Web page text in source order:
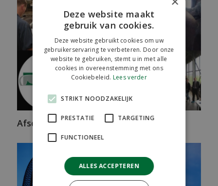
Afscheid dierenarts Caroline Huetink
Deze website maakt
gebruik van cookies.
Deze website gebruikt cookies om uw
gebruikerservaring te verbeteren. Door onze
website te gebruiken, stemt u in met alle
cookies in overeenstemming met ons
Cookiebeleid. Lees verder
STRIKT NOODZAKELIJK
PRESTATIE TARGETING
FUNCTIONEEL
ALLES ACCEPTEREN